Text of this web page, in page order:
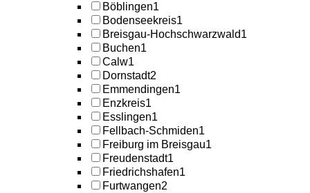
Böblingen1
Bodenseekreis1
Breisgau-Hochschwarzwald1
Buchen1
Calw1
Dornstadt2
Emmendingen1
Enzkreis1
Esslingen1
Fellbach-Schmiden1
Freiburg im Breisgau1
Freudenstadt1
Friedrichshafen1
Furtwangen2